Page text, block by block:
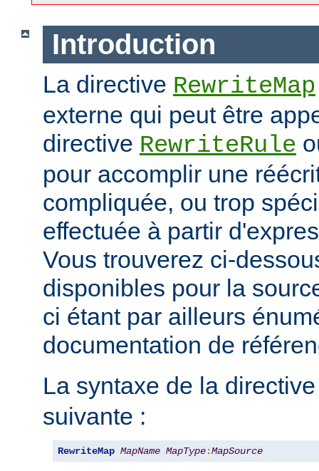
Introduction
La directive RewriteMap
externe qui peut être
directive RewriteRule
pour accomplir une
compliquée, ou trop
effectuée à partir
Vous trouverez ci-
disponibles pour la
ci étant par ailleurs
documentation de
La syntaxe de la
suivante :
RewriteMap MapName MapType:MapSource